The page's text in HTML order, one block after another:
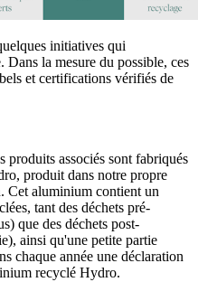
initiatives qui
la mesure du possible, ces
et certifications vérifiés de
produits associés sont fabriqués
produit dans notre propre
Cet aluminium contient un
tant des déchets pré-
que des déchets post-
ainsi qu'une petite partie
chaque année une déclaration
recyclé Hydro.